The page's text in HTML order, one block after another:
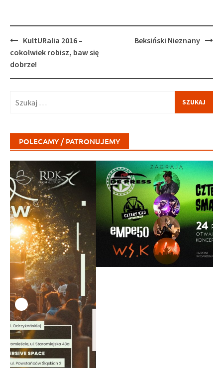
Post
navigation
KultURalia 2016 –
cokolwiek robisz, baw się
dobrze!
Beksiński Nieznany
POLECAMY / PATRONUJEMY